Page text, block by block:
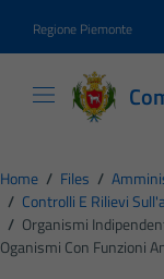
Regione Piemonte
Home / Files /
/ Controlli E Rilievi
/ Organismi
Oganismi Con Funzioni